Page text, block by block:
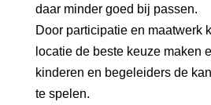
daar minder goed bij passen.
Door participatie en maatwerk
locatie de beste keuze maken
kinderen en begeleiders de
te spelen.